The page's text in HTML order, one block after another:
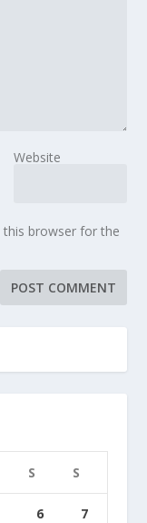
Website
this browser for the
S S
6 7